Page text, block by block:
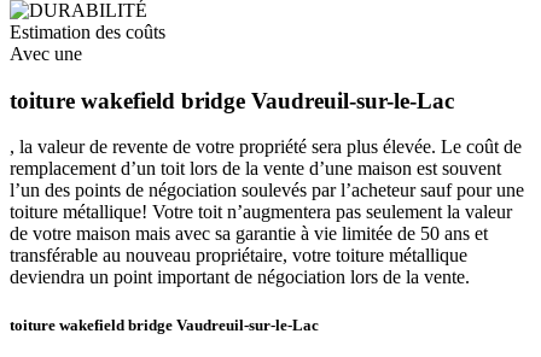
Estimation des coûts
Avec une
toiture wakefield bridge Vaudreuil-sur-le-Lac
, la valeur de revente de votre propriété sera plus élevée. Le coût de
remplacement d’un toit lors de la vente d’une maison est souvent
l’un des points de négociation soulevés par l’acheteur sauf pour une
toiture métallique! Votre toit n’augmentera pas seulement la valeur
de votre maison mais avec sa garantie à vie limitée de 50 ans et
transférable au nouveau propriétaire, votre toiture métallique
deviendra un point important de négociation lors de la vente.
toiture wakefield bridge Vaudreuil-sur-le-Lac